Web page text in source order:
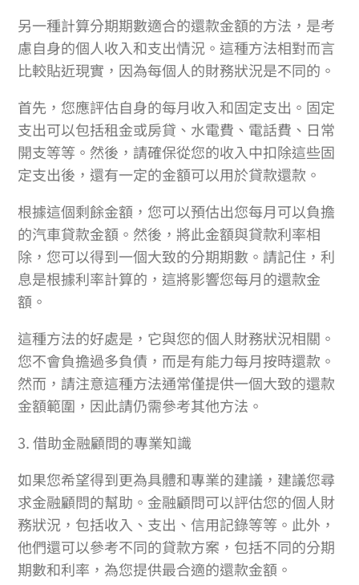
另一種計算分期期數適合的還款金額的方法，是考
慮自身的個人收入和支出情況。這種方法相對而言
比較貼近現實，因為每個人的財務狀況是不同的。
首先，您應評估自身的每月收入和固定支出。固定
支出可以包括租金或房貸、水電費、電話費、日常
開支等等。然後，請確保從您的收入中扣除這些固
定支出後，還有一定的金額可以用於貸款還款。
根據這個剩餘金額，您可以預估出您每月可以負擔
的汽車貸款金額。然後，將此金額與貸款利率相
除，您可以得到一個大致的分期期數。請記住，利
息是根據利率計算的，這將影響您每月的還款金
額。
這種方法的好處是，它與您的個人財務狀況相關。
您不會負擔過多負債，而是有能力每月按時還款。
然而，請注意這種方法通常僅提供一個大致的還款
金額範圍，因此請仍需參考其他方法。
3. 借助金融顧問的專業知識
如果您希望得到更為具體和專業的建議，建議您尋
求金融顧問的幫助。金融顧問可以評估您的個人財
務狀況，包括收入、支出、信用記錄等等。此外，
他們還可以參考不同的貸款方案，包括不同的分期
期數和利率，為您提供最合適的還款金額。